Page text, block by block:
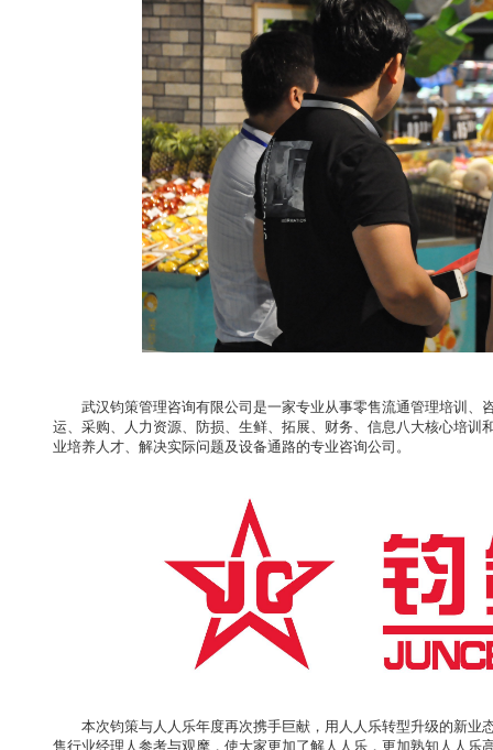
武汉钧策管理咨询有限公司是一家专业从事零售流通管理培训
运、采购、人力资源、防损、生鲜、拓展、财务、信息八大核心培
业培养人才、解决实际问题及设备通路的专业咨询公司。
本次钧策与人人乐年度再次携手巨献，用人人乐转型升级的新
售行业经理人参考与观摩，使大家更加了解人人乐，更加熟知人人